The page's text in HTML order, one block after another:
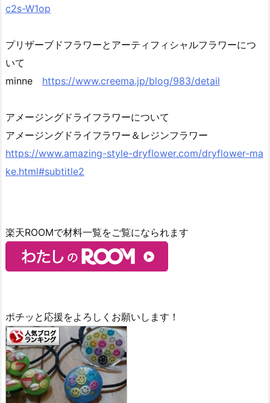
c2s-W1op
プリザーブドフラワーとアーティフィシャルフラワーにつ
いて
minne https://www.creema.jp/blog/983/detail
アメージングドライフラワーについて
アメージングドライフラワー＆レジンフラワー
https://www.amazing-style-dryflower.com/dryflower-ma
ke.html#subtitle2
楽天ROOMで材料一覧をご覧になられます
ポチッと応援をよろしくお願いします！